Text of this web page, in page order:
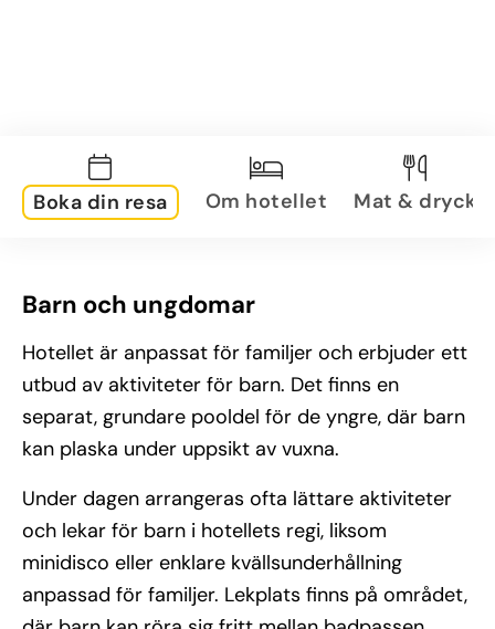
Boka din resa Om hotellet Mat & dryck
Barn och ungdomar
Hotellet är anpassat för familjer och erbjuder ett
utbud av aktiviteter för barn. Det finns en
separat, grundare pooldel för de yngre, där barn
kan plaska under uppsikt av vuxna.
Under dagen arrangeras ofta lättare aktiviteter
och lekar för barn i hotellets regi, liksom
minidisco eller enklare kvällsunderhållning
anpassad för familjer. Lekplats finns på området,